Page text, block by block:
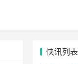
快讯列表